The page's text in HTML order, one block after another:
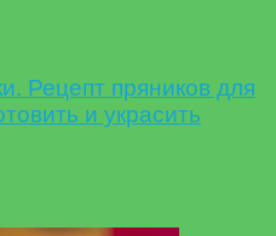
Рецепт пряников для
и украсить